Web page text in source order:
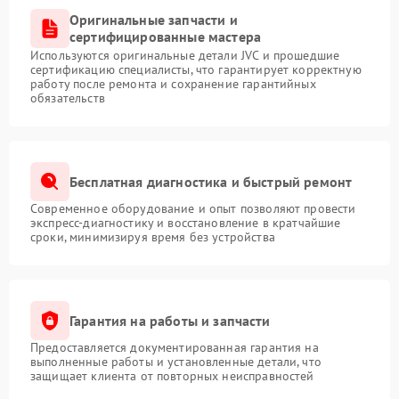
Оригинальные запчасти и
сертифицированные мастера
Используются оригинальные детали JVC и прошедшие
сертификацию специалисты, что гарантирует корректную
работу после ремонта и сохранение гарантийных
обязательств
Бесплатная диагностика и быстрый ремонт
Современное оборудование и опыт позволяют провести
экспресс-диагностику и восстановление в кратчайшие
сроки, минимизируя время без устройства
Гарантия на работы и запчасти
Предоставляется документированная гарантия на
выполненные работы и установленные детали, что
защищает клиента от повторных неисправностей